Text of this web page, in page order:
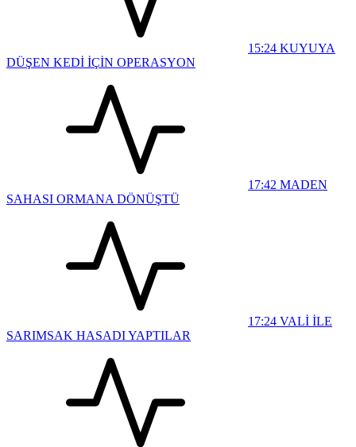
15:24 KUYUYA
DÜŞEN KEDİ İÇİN OPERASYON
17:42 MADEN
SAHASI ORMANA DÖNÜŞTÜ
17:24 VALİ İLE
SARIMSAK HASADI YAPTILAR